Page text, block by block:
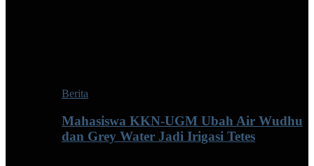
Berita
Mahasiswa KKN-UGM Ubah Air Wudhu
dan Grey Water Jadi Irigasi Tetes